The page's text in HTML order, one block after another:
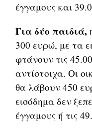
έγγαμους και
Για δύο παιδιά,
300 ευρώ, με τα
φτάνουν τις
αντίστοιχα. Οι
θα λάβουν 450
εισόδημα δεν
έγγαμους ή τις